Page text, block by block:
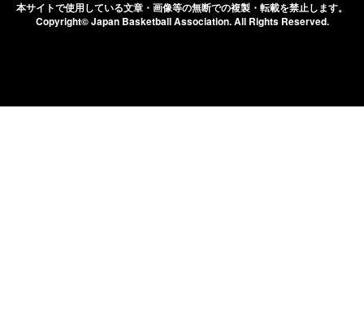
本サイトで使用している文章・画像等の無断での複製・転載を禁止します。
Copyright© Japan Basketball Association.All Rights Reserved.